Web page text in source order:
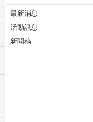
最新消息
活動訊息
新聞稿